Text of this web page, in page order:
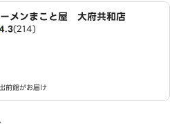
メンまこと屋 大府共和店
(214)
出前館がお届け